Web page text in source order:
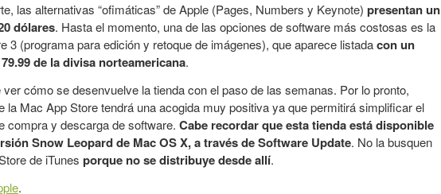
las alternativas “ofimáticas” de Apple (Pages, Numbers y Keynote) presentan un
dólares. Hasta el momento, una de las opciones de software más costosas es la
3 (programa para edición y retoque de imágenes), que aparece listadacon un
de la divisa norteamericana.
ver cómo se desenvuelve la tienda con el paso de las semanas. Por lo pronto,
la Mac App Store tendrá una acogida muy positiva ya que permitirá simplificar el
compra y descarga de software. Cabe recordar que esta tienda está disponible
Snow Leopard de Mac OS X, a través de Software Update. No la busquen
de iTunes porque no se distribuye desde allí.
.